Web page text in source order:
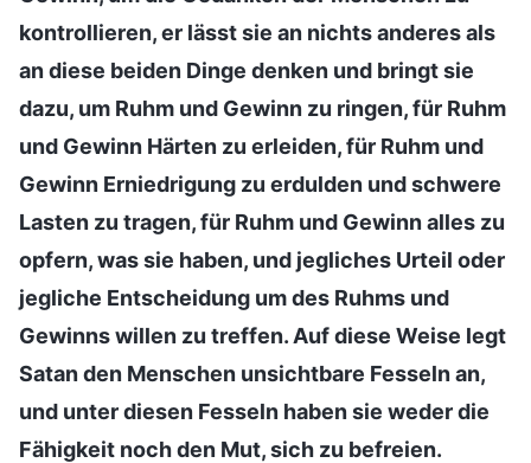
kontrollieren, er lässt sie an nichts anderes als
an diese beiden Dinge denken und bringt sie
dazu, um Ruhm und Gewinn zu ringen, für Ruhm
und Gewinn Härten zu erleiden, für Ruhm und
Gewinn Erniedrigung zu erdulden und schwere
Lasten zu tragen, für Ruhm und Gewinn alles zu
opfern, was sie haben, und jegliches Urteil oder
jegliche Entscheidung um des Ruhms und
Gewinns willen zu treffen. Auf diese Weise legt
Satan den Menschen unsichtbare Fesseln an,
und unter diesen Fesseln haben sie weder die
Fähigkeit noch den Mut, sich zu befreien.